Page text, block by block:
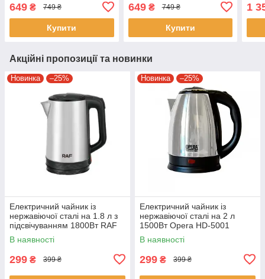
електричний чайник
649 ₴ 749 ₴
Купити
кухню
649₴ 749 ₴
Купити
1
Акційні пропозиції та новинки
Новинка –25%
Електричний чайник із
нержавіючої сталі на 1.8 л з
підсвічуванням 1800Вт RAF
R.7928 Сріблястий
В наявності
299 ₴ 399 ₴
Новинка –25%
Електричний чайник із
нержавіючої сталі на 2 л
1500Вт Opera HD-5001
Кухонний чайник
В наявності
299 ₴ 399 ₴